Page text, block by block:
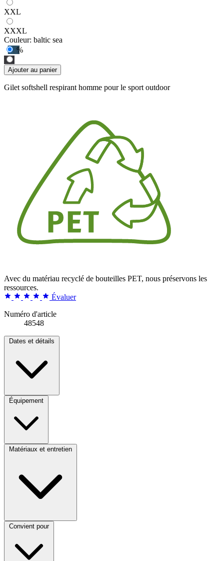
XXL
XXXL
Couleur: baltic sea
%
Ajouter au panier
Gilet softshell respirant homme pour le sport outdoor
Avec du matériau recyclé de bouteilles PET, nous préservons les
ressources.
Évaluer
Numéro d'article
48548
Dates et détails
Équipement
Matériaux et entretien
Convient pour